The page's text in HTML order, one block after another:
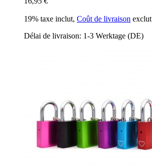
19% taxe inclut, Coût de livraison exclut
Délai de livraison: 1-3 Werktage (DE)